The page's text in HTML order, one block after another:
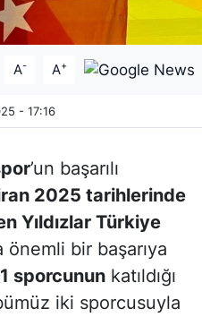
A- A+
- 17:16
’un başarılı
2025 tarihlerinde
Yıldızlar Türkiye
önemli bir başarıya
sporcununkatıldığı
iki sporcusuyla